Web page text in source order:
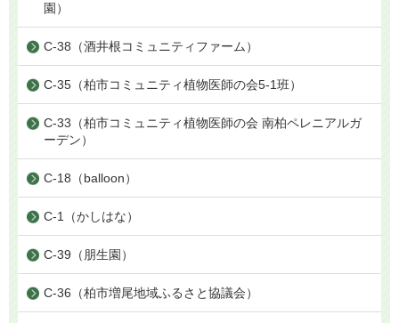
園）
C-38（酒井根コミュニティファーム）
C-35（柏市コミュニティ植物医師の会5-1班）
C-33（柏市コミュニティ植物医師の会 南柏ペレニアルガ
ーデン）
C-18（balloon）
C-1（かしはな）
C-39（朋生園）
C-36（柏市増尾地域ふるさと協議会）